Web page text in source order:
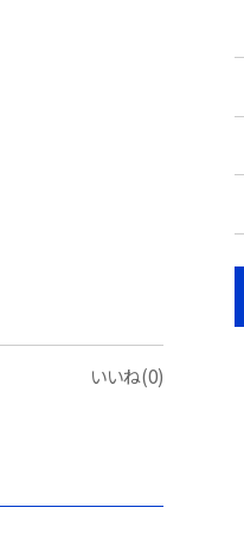
いいね(0)